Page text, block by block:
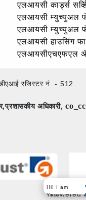
एलआयसी कार्ड्स
एलआयसी म्युच्युअल
एलआयसी म्युच्युअल
एलआयसी हाउसिंग
एलआयसीएचएफएल
रजिस्टर नं. - 512
अधिकारी,
Powered
Hi! I am
Your